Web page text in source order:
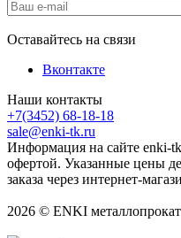
Оставайтесь на связи
Вконтакте
Наши контакты
+7(3452) 68-18-18
sale@enki-tk.ru
Информация на сайте enki-
офертой. Указанные цены
заказа через интернет-
2026 © ENKI